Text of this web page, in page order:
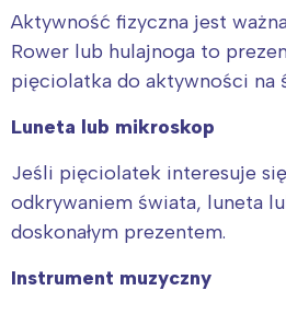
Aktywność fizyczna jest
Rower lub hulajnoga to
pięciolatka do aktywności na
Luneta lub mikroskop
Jeśli pięciolatek interesuje
odkrywaniem świata, luneta
doskonałym prezentem.
Instrument muzyczny
Wybieram